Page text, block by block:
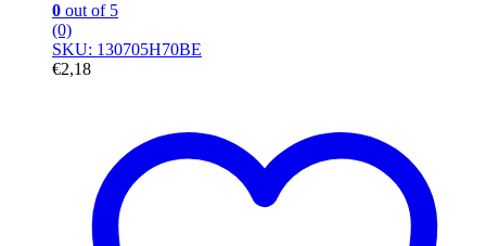
0 out of 5
(0)
SKU: 130705H70BE
€2,18